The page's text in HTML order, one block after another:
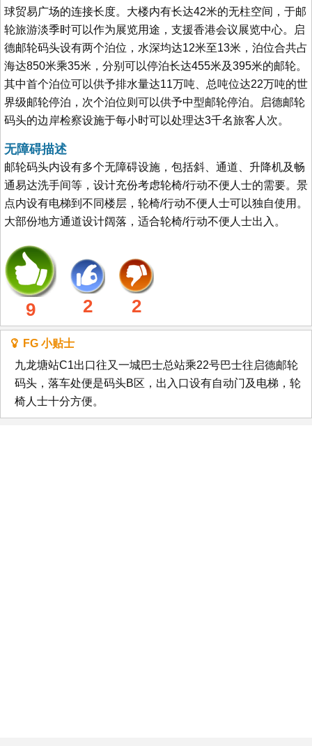
球贸易广场的连接长度。大楼内有长达42米的无柱空间，于邮
轮旅游淡季时可以作为展览用途，支援香港会议展览中心。启
德邮轮码头设有两个泊位，水深均达12米至13米，泊位合共占
海达850米乘35米，分别可以停泊长达455米及395米的邮轮。
其中首个泊位可以供予排水量达11万吨、总吨位达22万吨的世
界级邮轮停泊，次个泊位则可以供予中型邮轮停泊。启德邮轮
码头的边岸检察设施于每小时可以处理达3千名旅客人次。
无障碍描述
邮轮码头内设有多个无障碍设施，包括斜、通道、升降机及畅
通易达洗手间等，设计充份考虑轮椅/行动不便人士的需要。景
点内设有电梯到不同楼层，轮椅/行动不便人士可以独自使用。
大部份地方通道设计阔落，适合轮椅/行动不便人士出入。
9 2 2
FG 小贴士
九龙塘站C1出口往又一城巴士总站乘22号巴士往启德邮轮
码头，落车处便是码头B区，出入口设有自动门及电梯，轮
椅人士十分方便。